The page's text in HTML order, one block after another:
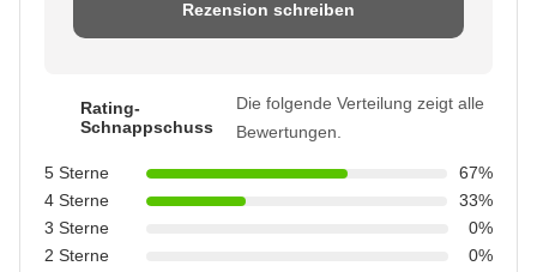
Rezension schreiben
Rating-
Schnappschuss
Die folgende Verteilung zeigt alle
Bewertungen.
5 Sterne
67%
4 Sterne
33%
3 Sterne
0%
2 Sterne
0%